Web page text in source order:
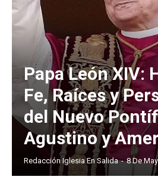
Papa León XIV:
Fe, Raíces y
del Nuevo
Agustino y
Redacción Iglesia En Salida - 8 De